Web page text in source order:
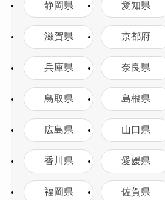
静岡県 愛知県
滋賀県 京都府
兵庫県 奈良県
鳥取県 島根県
広島県 山口県
香川県 愛媛県
福岡県 佐賀県